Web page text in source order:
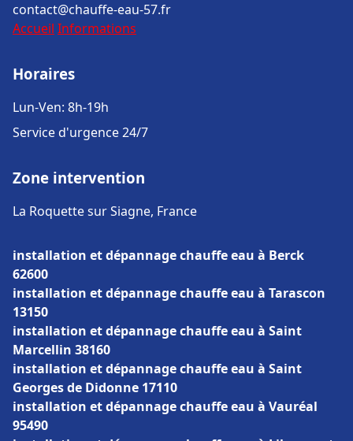
contact@chauffe-eau-57.fr
Accueil Informations
Horaires
Lun-Ven: 8h-19h
Service d'urgence 24/7
Zone intervention
La Roquette sur Siagne, France
installation et dépannage chauffe eau à Berck
62600
installation et dépannage chauffe eau à Tarascon
13150
installation et dépannage chauffe eau à Saint
Marcellin 38160
installation et dépannage chauffe eau à Saint
Georges de Didonne 17110
installation et dépannage chauffe eau à Vauréal
95490